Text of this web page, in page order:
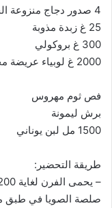
4 صدور دجاج منزوعة الجلد
25 غ زبدة مذوبة
300 غ بروكولي
2000 غ لوبياء عريضة مجلدة
فص ثوم مهروس
برش ليمونة
1500 مل لبن يوناني
طريقة التحضير:
صلصة الصويا في طبق